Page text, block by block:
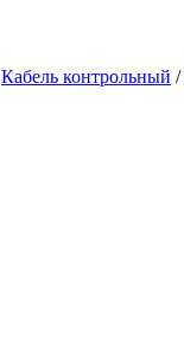
Кабель контрольный /